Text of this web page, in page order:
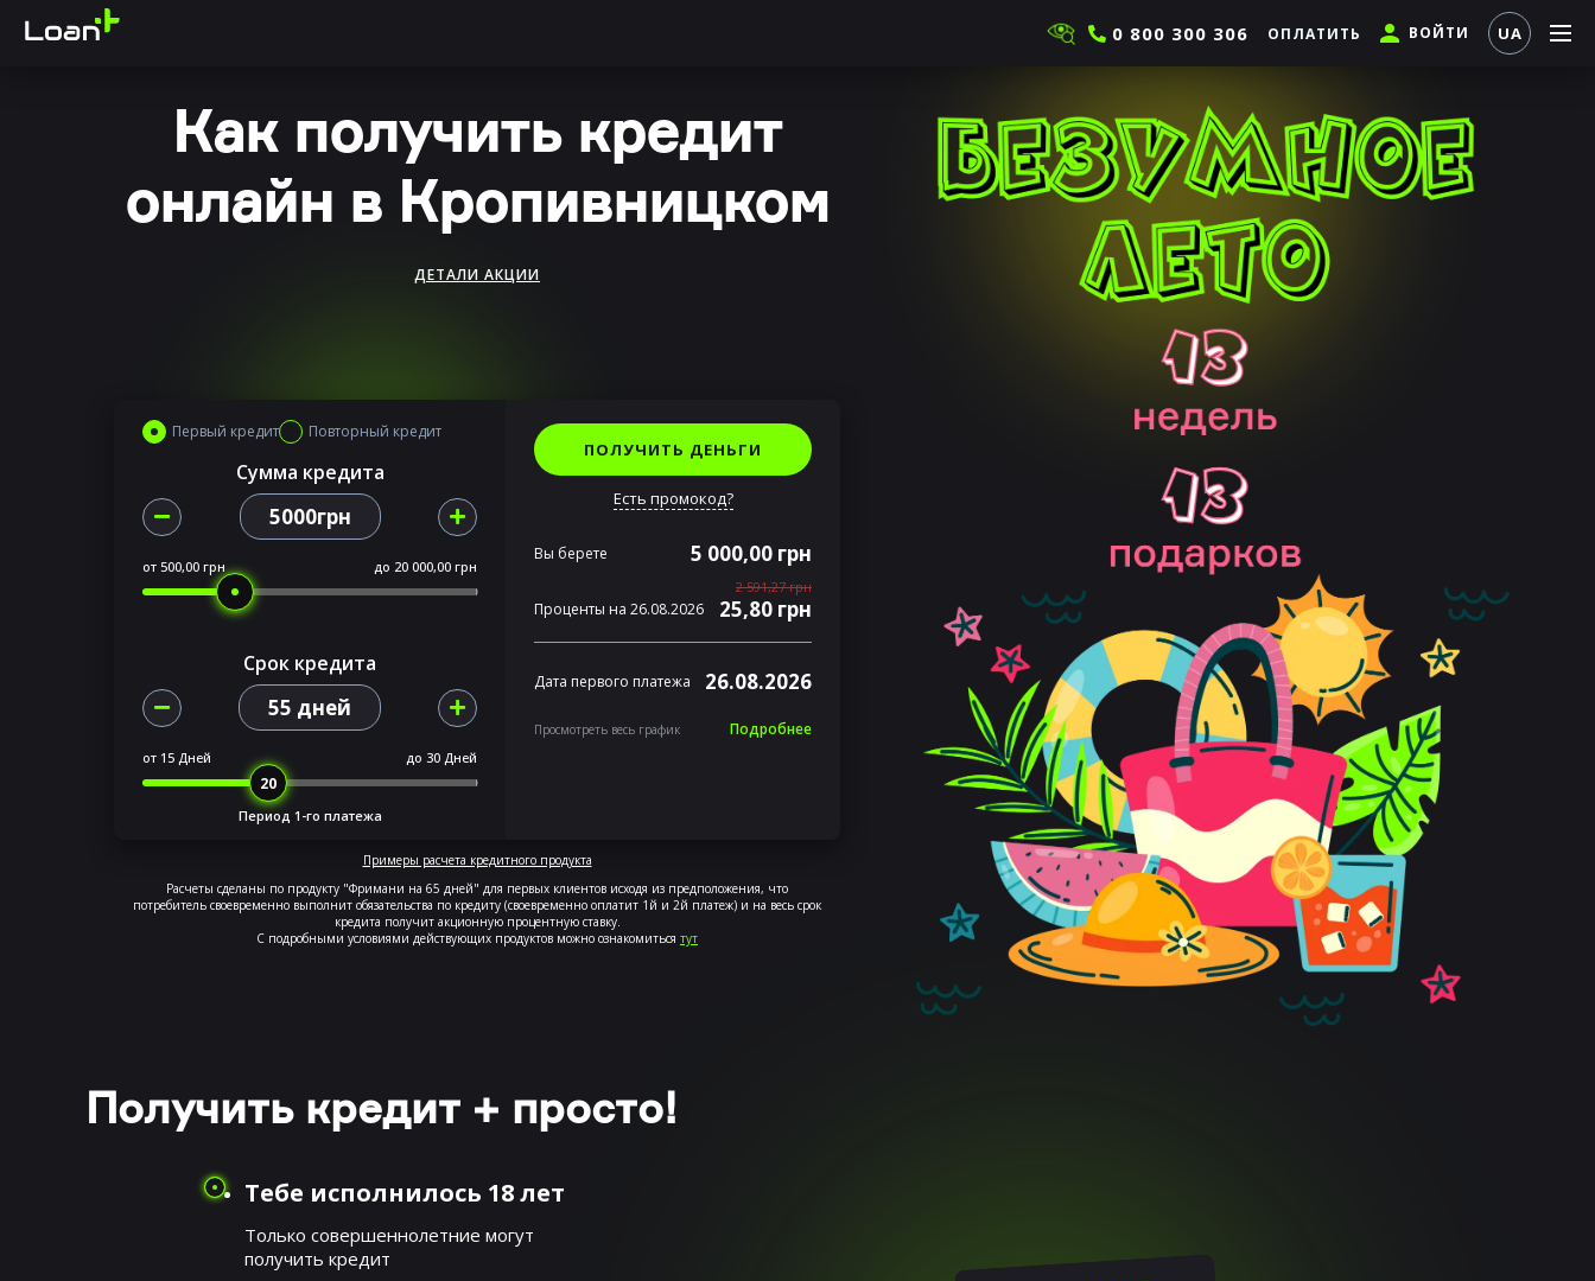
0 800 300 306 ОПЛАТИТЬ ВОЙТИ UA
Как получить кредит
онлайн в Кропивницком
ДЕТАЛИ АКЦИИ
Первый кредит Повторный кредит
Сумма кредита
5000грн
от 500,00 грн до 20 000,00 грн
Срок кредита
55 дней
от 15 Дней до 30 Дней
Период 1-го платежа
ПОЛУЧИТЬ ДЕНЬГИ
Есть промокод?
Вы берете 5 000,00 грн
2 591,27 грн
Проценты на 26.08.2026 25,80 грн
Дата первого платежа 26.08.2026
Просмотреть весь график Подробнее
Примеры расчета кредитного продукта
Расчеты сделаны по продукту "Фримани на 65 дней" для первых клиентов исходя из предположения, что
потребитель своевременно выполнит обязательства по кредиту (своевременно оплатит 1й и 2й платеж) и на весь срок
кредита получит акционную процентную ставку.
С подробными условиями действующих продуктов можно ознакомиться тут
Получить кредит + просто!
Тебе исполнилось 18 лет
Только совершеннолетние могут
получить кредит